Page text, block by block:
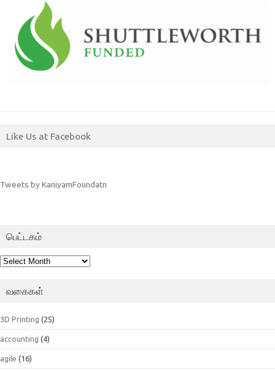
Like Us at Facebook
Tweets by KaniyamFoundatn
பெட்டகம்
பெட்டகம்
வகைகள்
3D Printing (25)
accounting (4)
agile (16)